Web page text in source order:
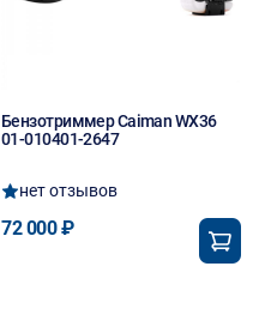
Бензотриммер Caiman WX36
01-010401-2647
нет отзывов
72 000 ₽